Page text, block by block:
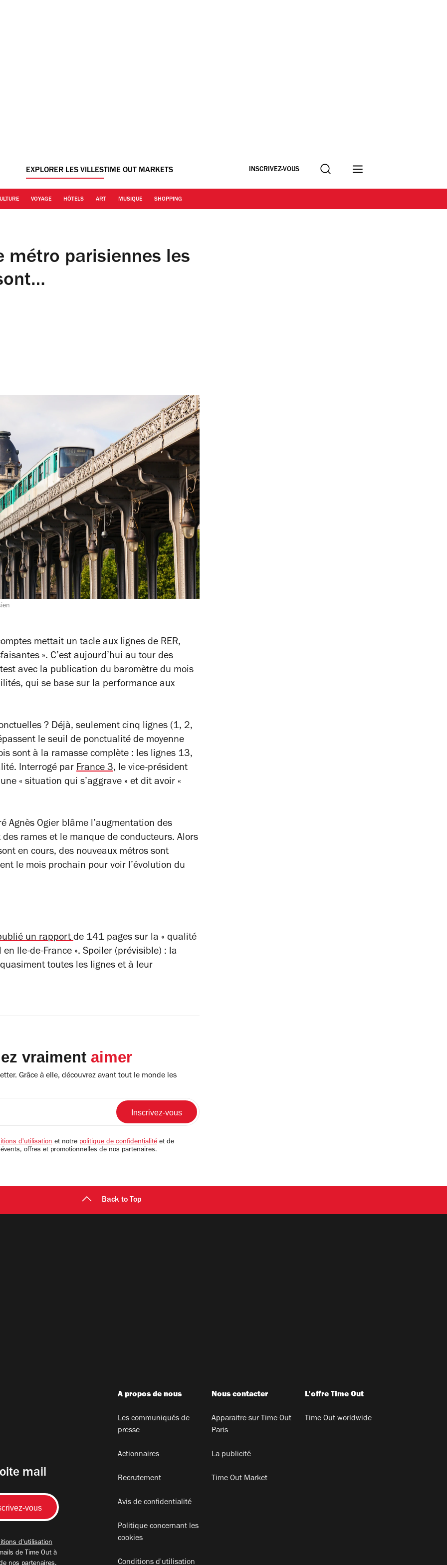
EXPLORER LES VILLESTIME OUT MARKETS INSCRIVEZ-VOUS Recherche
VOYAGE HÔTELS ART MUSIQUE SHOPPING
métro parisiennes les
mettait un tacle aux lignes de RER,
». C’est aujourd’hui au tour des
avec la publication du baromètre du mois
qui se base sur la performance aux
? Déjà, seulement cinq lignes (1, 2,
le seuil de ponctualité de moyenne
sont à la ramasse complète : les lignes 13,
Interrogé par France 3, le vice-président
« situation qui s’aggrave » et dit avoir «
Agnès Ogier blâme l’augmentation des
rames et le manque de conducteurs. Alors
en cours, des nouveaux métros sont
le mois prochain pour voir l’évolution du
un rapportde 141 pages sur la « qualité
Ile-de-France ». Spoiler (prévisible) : la
toutes les lignes et à leur
vraiment aimer
Grâce à elle, découvrez avant tout le monde les
d'utilisation et notre politique de confidentialité et de
offres et promotionnelles de nos partenaires.
Back to Top
mail
d'utilisation
de Time Out à
A propos de nous
Les communiqués de
presse
Actionnaires
Recrutement
Avis de confidentialité
Politique concernant les
cookies
Conditions d'utilisation
Nous contacter
Apparaitre sur Time Out
Paris
La publicité
Time Out Market
L'offre Time Out
Time Out worldwide